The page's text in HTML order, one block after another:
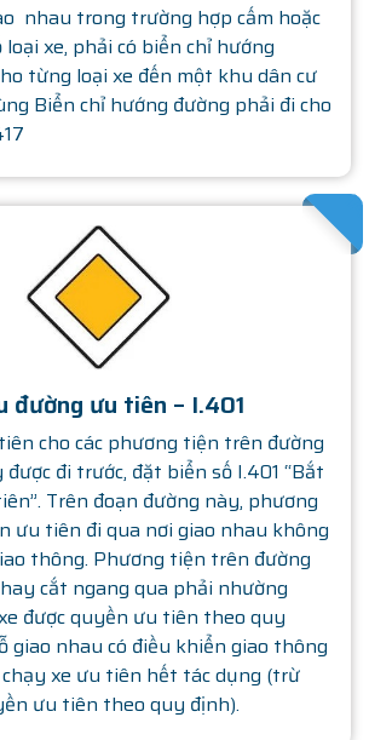
nhau trong trường hợp cấm hoặc
xe, phải có biển chỉ hướng
từng loại xe đến một khu dân cư
Biển chỉ hướng đường phải đi cho
đường ưu tiên – I.401
cho các phương tiện trên đường
đi trước, đặt biển số I.401 “Bắt
Trên đoạn đường này, phương
ưu tiên đi qua nơi giao nhau không
thông. Phương tiện trên đường
cắt ngang qua phải nhường
được quyền ưu tiên theo quy
giao nhau có điều khiển giao thông
xe ưu tiên hết tác dụng (trừ
ưu tiên theo quy định).